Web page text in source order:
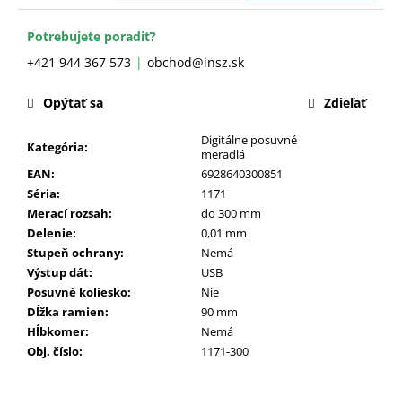
Potrebujete poradiť?
+421 944 367 573
obchod@insz.sk
Kategória:
Digitálne posuvné
meradlá
EAN:
6928640300851
Séria:
1171
Merací rozsah:
do 300 mm
Delenie:
0,01 mm
Stupeň ochrany:
Nemá
Výstup dát:
USB
Posuvné koliesko:
Nie
Dĺžka ramien:
90 mm
Hĺbkomer:
Nemá
Obj. číslo: 1171-300
Opýtať sa Zdieľať